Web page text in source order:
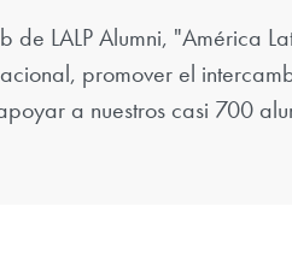
de LALP Alumni, "América
promover el
a nuestros casi 700